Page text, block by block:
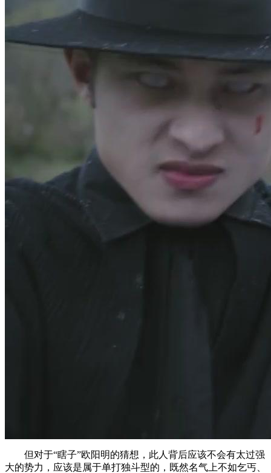
但对于“瞎子”欧阳明的猜想，此人背后应该不会有太过强
大的势力，应该是属于单打独斗型的，既然名气上不如乞丐、